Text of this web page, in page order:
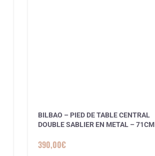
BILBAO – PIED DE TABLE CENTRAL
DOUBLE SABLIER EN METAL – 71CM
390,00€